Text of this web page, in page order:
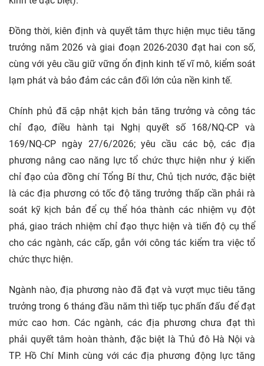
Đồng thời, kiên định và quyết tâm thực hiện mục tiêu tăng
trưởng năm 2026 và giai đoạn 2026-2030 đạt hai con số,
cùng với yêu cầu giữ vững ổn định kinh tế vĩ mô, kiểm soát
lạm phát và bảo đảm các cân đối lớn của nền kinh tế.
Chính phủ đã cập nhật kịch bản tăng trưởng và công tác
chỉ đạo, điều hành tại Nghị quyết số 168/NQ-CP và
169/NQ-CP ngày 27/6/2026; yêu cầu các bộ, các địa
phương nâng cao năng lực tổ chức thực hiện như ý kiến
chỉ đạo của đồng chí Tổng Bí thư, Chủ tịch nước, đặc biệt
là các địa phương có tốc độ tăng trưởng thấp cần phải rà
soát kỹ kịch bản để cụ thể hóa thành các nhiệm vụ đột
phá, giao trách nhiệm chỉ đạo thực hiện và tiến độ cụ thể
cho các ngành, các cấp, gắn với công tác kiểm tra việc tổ
chức thực hiện.
Ngành nào, địa phương nào đã đạt và vượt mục tiêu tăng
trưởng trong 6 tháng đầu năm thì tiếp tục phấn đấu để đạt
mức cao hơn. Các ngành, các địa phương chưa đạt thì
phải quyết tâm hoàn thành, đặc biệt là Thủ đô Hà Nội và
TP. Hồ Chí Minh cùng với các địa phương động lực tăng